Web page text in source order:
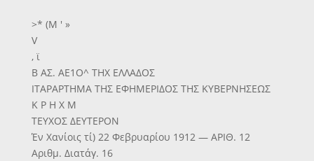
>* (Μ ' »
V
, ϊ
Β ΑΣ. ΑΕ1Ο^ ΤΗΧ ΕΛΛΑΔΟΣ
ΙΤΑΡΑΡΤΗΜΑ ΤΗΣ ΕΦΗΜΕΡΙΔΟΣ ΤΗΣ ΚΥΒΕΡΝΗΣΕΩΣ
Κ Ρ Η Χ Μ
ΤΕΥΧΟΣ ΔΕΥΤΕΡΟΝ
Έν Χανίοις τί) 22 Φεβρυαρίου 1912 — ΑΡΙΘ. 12
Αριθμ. Διατάγ. 16